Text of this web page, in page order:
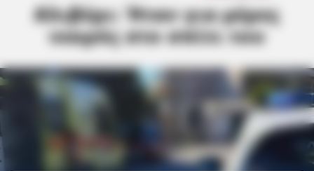
Αλιβέρι: Ήταν για μέρες
νεκρός στο σπίτι του